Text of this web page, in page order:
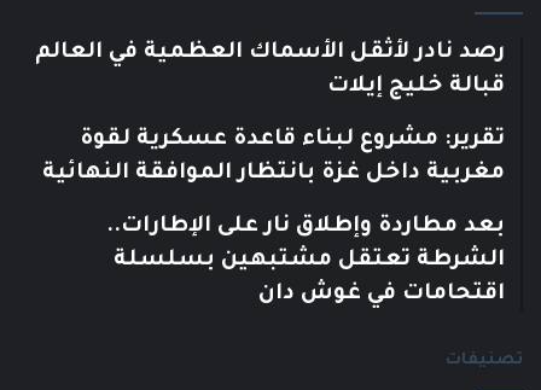
رصد نادر لأثقل الأسماك العظمية في العالم
قبالة خليج إيلات
تقرير: مشروع لبناء قاعدة عسكرية لقوة
مغربية داخل غزة بانتظار الموافقة النهائية
بعد مطاردة وإطلاق نار على الإطارات..
الشرطة تعتقل مشتبهين بسلسلة
اقتحامات في غوش دان
تصنيفات